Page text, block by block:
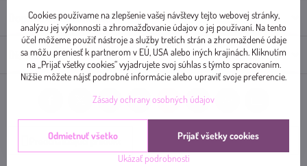
Doplnkové informácie
Diskusia 0
Twitter Bluesky PinterestReddit LinkedIn
Predchádzajúci produkt Nasledujúci produkt
Cookies používame na zlepšenie vašej návštevy tejto webovej stránky,
analýzu jej výkonnosti a zhromažďovanie údajov o jej používaní. Na tento
účel môžeme použiť nástroje a služby tretích strán a zhromaždené údaje
sa môžu preniesť k partnerom v EÚ, USA alebo iných krajinách. Kliknutím
na „Prijať všetky cookies“ vyjadrujete svoj súhlas s týmto spracovaním.
Nižšie môžete nájsť podrobné informácie alebo upraviť svoje preferencie.
Zásady ochrany osobných údajov
Ukázať podrobnosti
Prijať všetky cookies
Odmietnuť všetko